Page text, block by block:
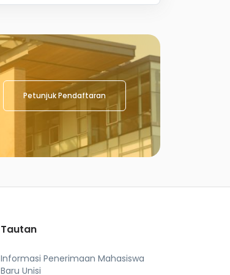
Petunjuk Pendaftaran
Tautan
Informasi Penerimaan Mahasiswa
Baru Unisi